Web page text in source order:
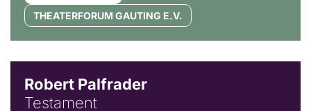
THEATERFORUM GAUTING E.V.
Robert Palfrader
Testament